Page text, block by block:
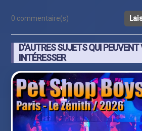
0 commentaire(s)
D'AUTRES SUJETS QUI PEUVENT
INTÉRESSER